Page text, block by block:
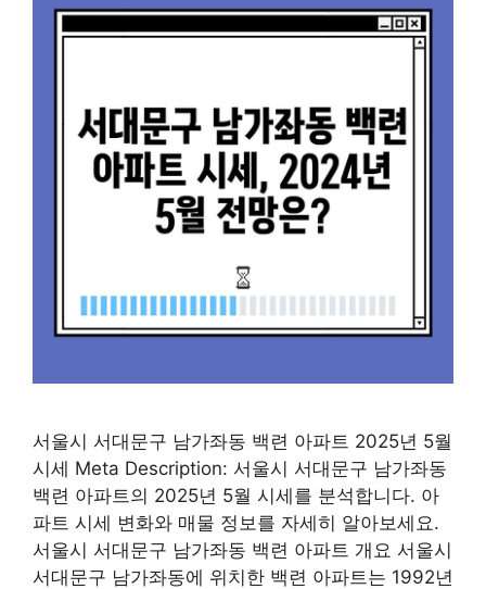
서울시 서대문구 남가좌동 백련 아파트 2025년 5월
시세 Meta Description: 서울시 서대문구 남가좌동
백련 아파트의 2025년 5월 시세를 분석합니다. 아
파트 시세 변화와 매물 정보를 자세히 알아보세요.
서울시 서대문구 남가좌동 백련 아파트 개요 서울시
서대문구 남가좌동에 위치한 백련 아파트는 1992년